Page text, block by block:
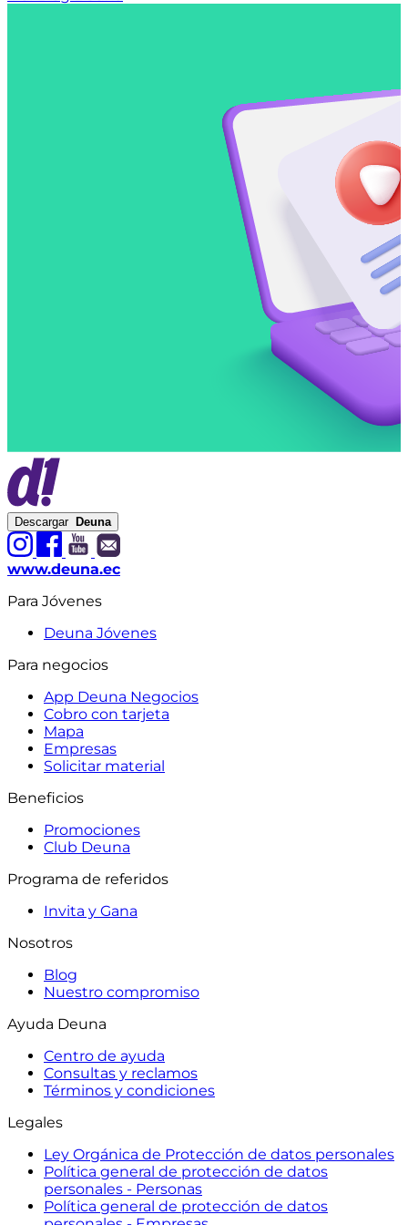
Descargar Deuna
www.deuna.ec
Para Jóvenes
Deuna Jóvenes
Para negocios
App Deuna Negocios
Cobro con tarjeta
Mapa
Empresas
Solicitar material
Beneficios
Promociones
Club Deuna
Programa de referidos
Invita y Gana
Nosotros
Blog
Nuestro compromiso
Ayuda Deuna
Centro de ayuda
Consultas y reclamos
Términos y condiciones
Legales
Ley Orgánica de Protección de datos personales
Política general de protección de datos
personales - Personas
Política general de protección de datos